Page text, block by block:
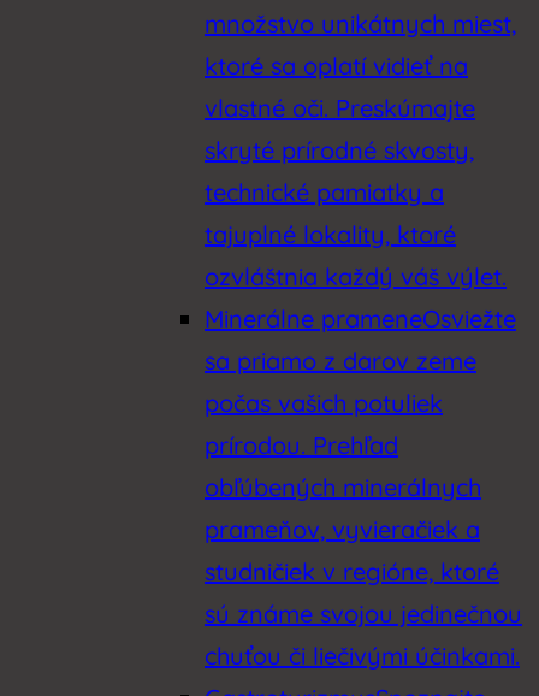
množstvo unikátnych miest,
ktoré sa oplatí vidieť na
vlastné oči. Preskúmajte
skryté prírodné skvosty,
technické pamiatky a
tajuplné lokality, ktoré
ozvláštnia každý váš výlet.
Minerálne prameneOsviežte
sa priamo z darov zeme
počas vašich potuliek
prírodou. Prehľad
obľúbených minerálnych
prameňov, vyvieračiek a
studničiek v regióne, ktoré
sú známe svojou jedinečnou
chuťou či liečivými účinkami.